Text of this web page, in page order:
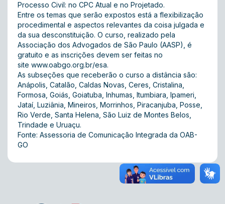
Processo Civil: no CPC Atual e no Projetado.
Entre os temas que serão expostos está a flexibilização
procedimental e aspectos relevantes da coisa julgada e
da sua desconstituição. O curso, realizado pela
Associação dos Advogados de São Paulo (AASP), é
gratuito e as inscrições devem ser feitas no
site www.oabgo.org.br/esa.
As subseções que receberão o curso a distância são:
Anápolis, Catalão, Caldas Novas, Ceres, Cristalina,
Formosa, Goiás, Goiatuba, Inhumas, Itumbiara, Ipameri,
Jataí, Luziânia, Mineiros, Morrinhos, Piracanjuba, Posse,
Rio Verde, Santa Helena, São Luiz de Montes Belos,
Trindade e Uruaçu.
Fonte: Assessoria de Comunicação Integrada da OAB-
GO